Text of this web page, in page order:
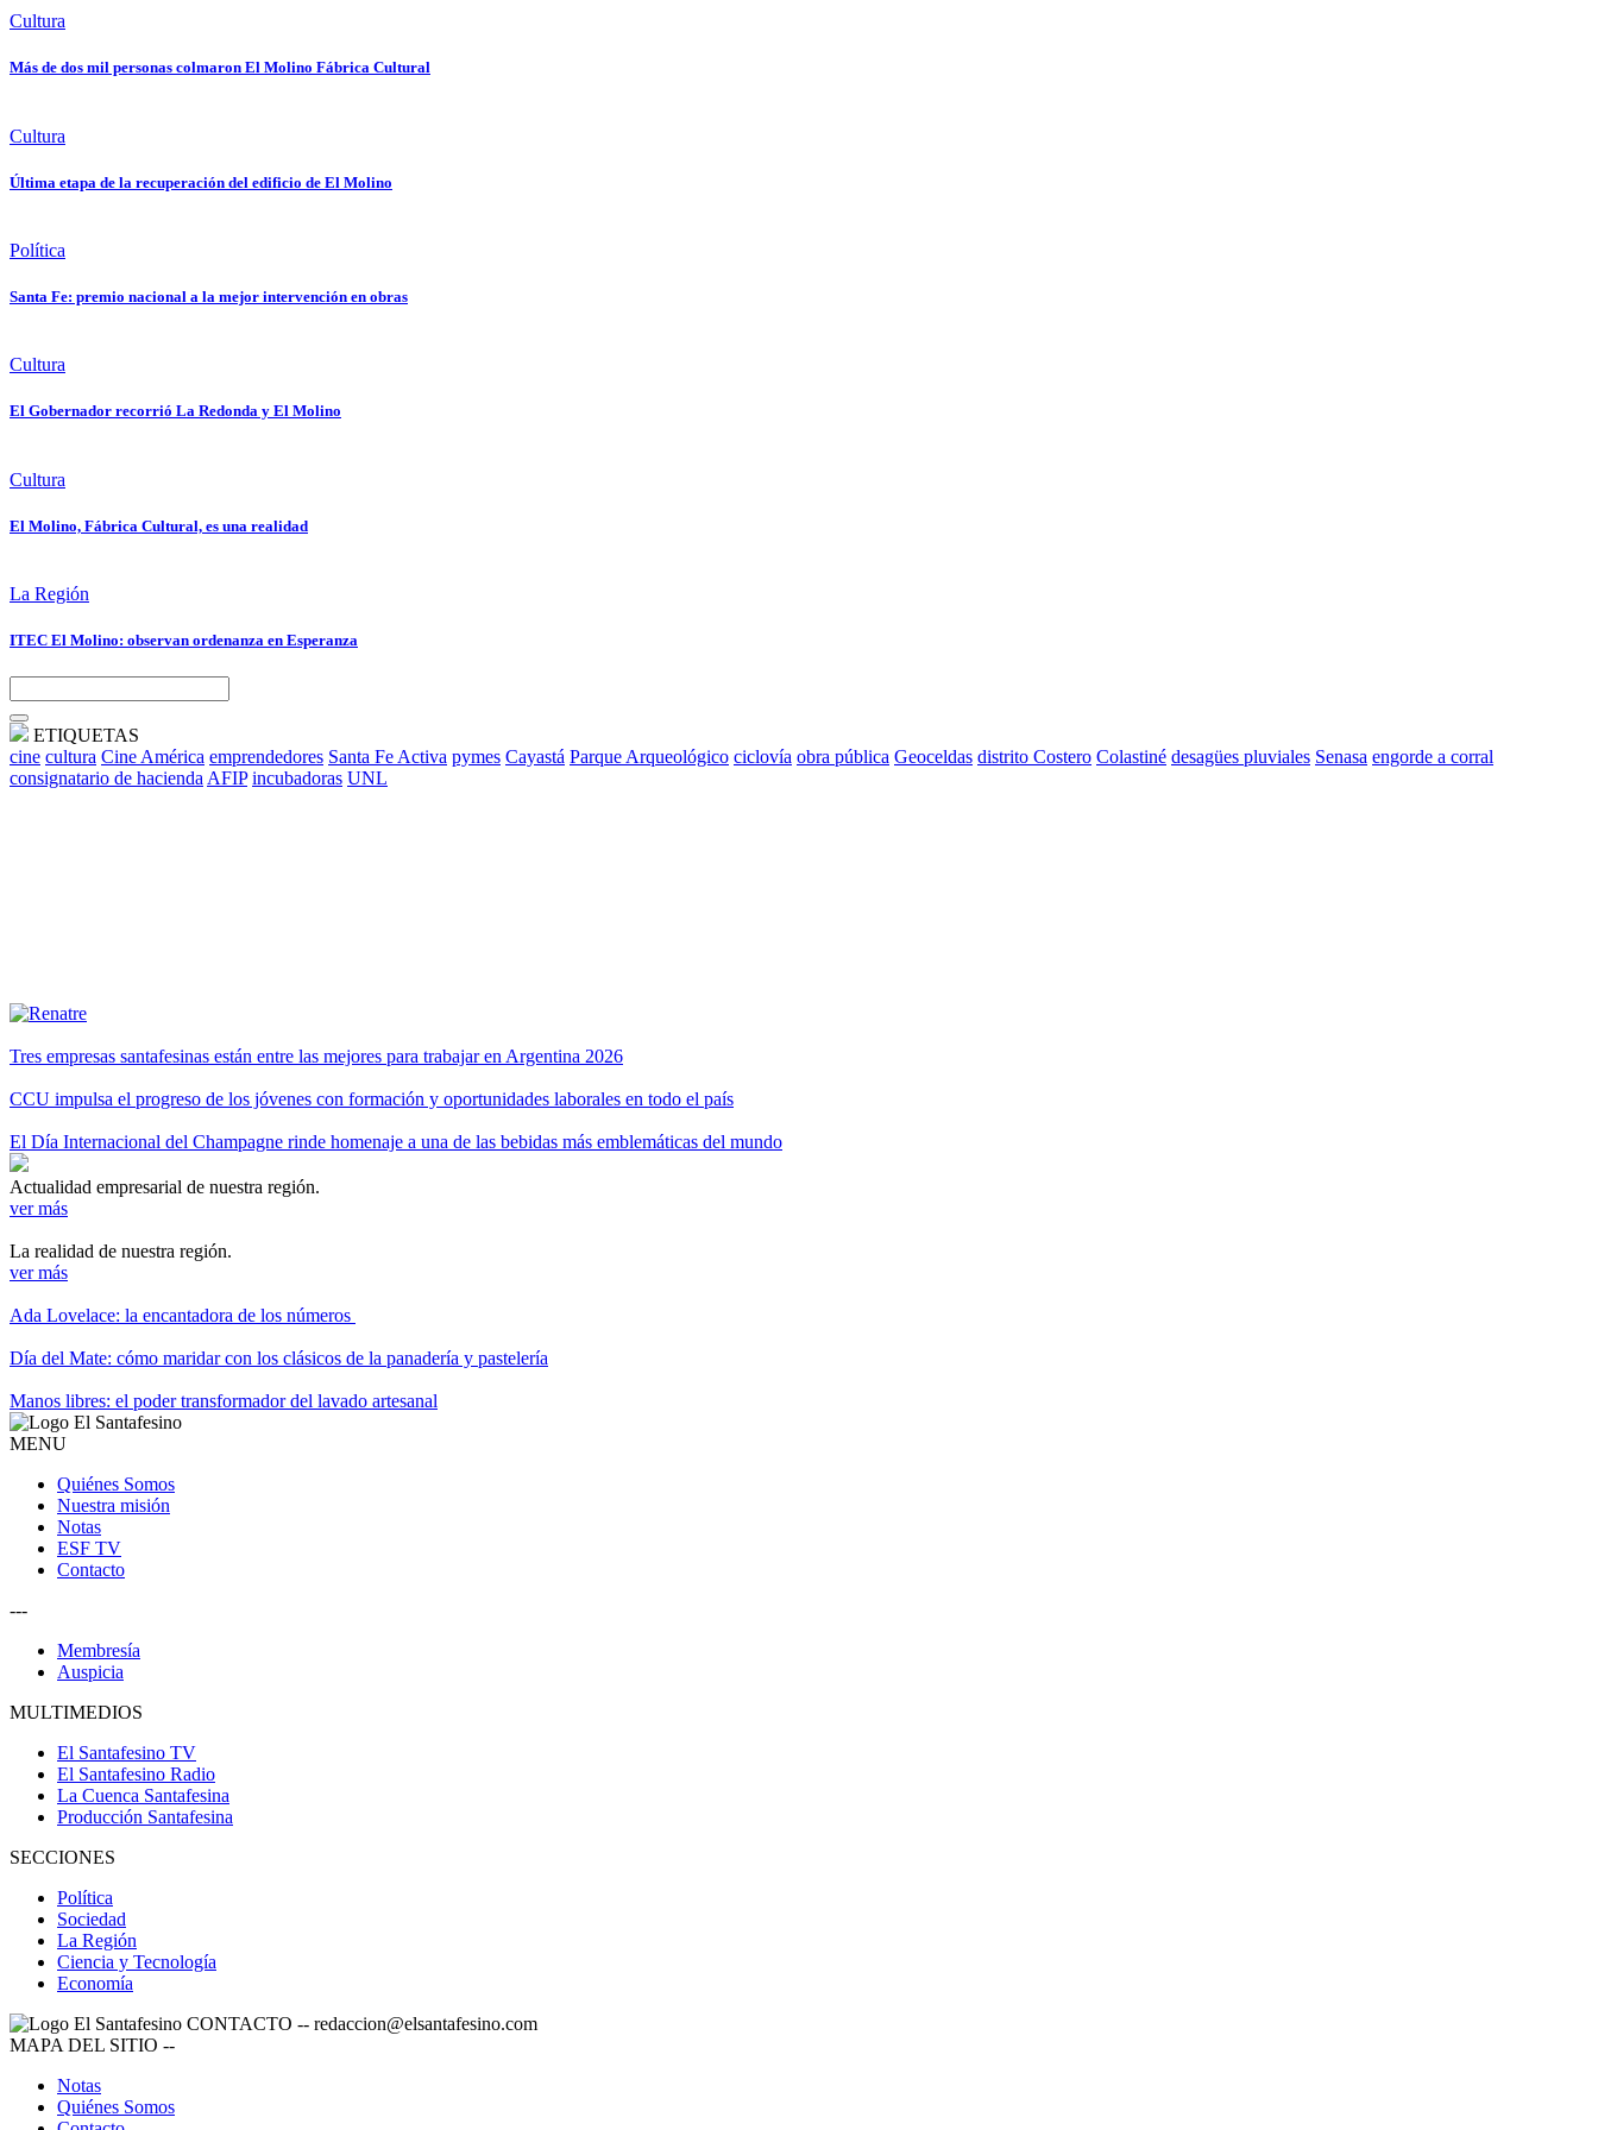
Cultura
Más de dos mil personas colmaron El Molino Fábrica Cultural
Cultura
Última etapa de la recuperación del edificio de El Molino
Política
Santa Fe: premio nacional a la mejor intervención en obras
Cultura
El Gobernador recorrió La Redonda y El Molino
Cultura
El Molino, Fábrica Cultural, es una realidad
La Región
ITEC El Molino: observan ordenanza en Esperanza
ETIQUETAS
cine cultura Cine América emprendedores Santa Fe Activa pymes Cayastá Parque Arqueológico ciclovía obra pública Geoceldas distrito Costero Colastiné desagües pluviales Senasa engorde a corral
consignatario de hacienda AFIP incubadoras UNL
Tres empresas santafesinas están entre las mejores para trabajar en Argentina 2026
CCU impulsa el progreso de los jóvenes con formación y oportunidades laborales en todo el país
El Día Internacional del Champagne rinde homenaje a una de las bebidas más emblemáticas del mundo
Actualidad empresarial de nuestra región.
ver más
La realidad de nuestra región.
ver más
Ada Lovelace: la encantadora de los números
Día del Mate: cómo maridar con los clásicos de la panadería y pastelería
Manos libres: el poder transformador del lavado artesanal
MENU
Quiénes Somos
Nuestra misión
Notas
ESF TV
Contacto
---
Membresía
Auspicia
MULTIMEDIOS
El Santafesino TV
El Santafesino Radio
La Cuenca Santafesina
Producción Santafesina
SECCIONES
Política
Sociedad
La Región
Ciencia y Tecnología
Economía
CONTACTO -- redaccion@elsantafesino.com
MAPA DEL SITIO --
Notas
Quiénes Somos